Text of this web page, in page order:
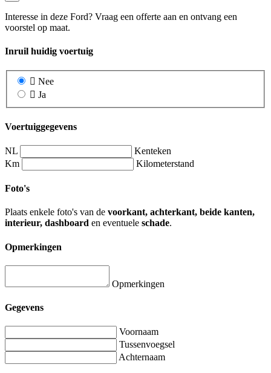
Interesse in deze Ford? Vraag een offerte aan en ontvang een
voorstel op maat.
Inruil huidig voertuig
Nee
Ja
Voertuiggegevens
NL
Kenteken
Km
Kilometerstand
Foto's
Plaats enkele foto's van de voorkant, achterkant, beide kanten,
interieur, dashboard en eventuele schade.
Opmerkingen
Opmerkingen
Gegevens
Voornaam
Tussenvoegsel
Achternaam